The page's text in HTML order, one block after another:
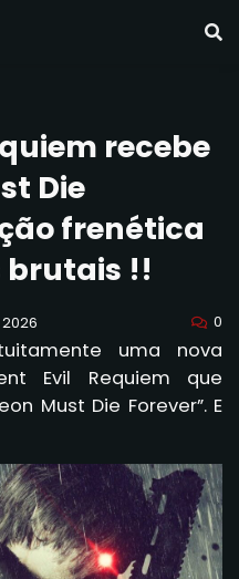
recebe
Die
frenética
brutais !!
0
uma nova
Evil Requiem que
Must Die Forever”. E